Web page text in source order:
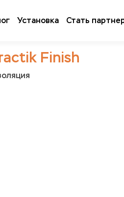
Установка Стать
Finish